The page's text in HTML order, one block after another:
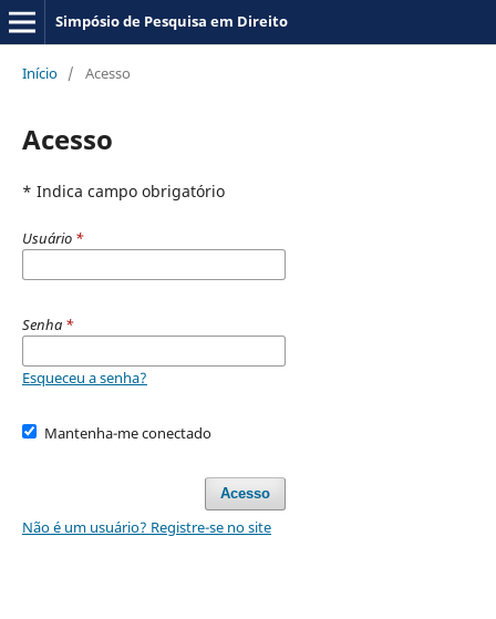
Simpósio de Pesquisa em Direito
Início / Acesso
Acesso
* Indica campo obrigatório
Usuário *
Senha *
Esqueceu a senha?
Mantenha-me conectado
Acesso
Não é um usuário? Registre-se no site